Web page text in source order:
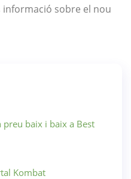
informació sobre el nou
baix i baix a Best
Kombat